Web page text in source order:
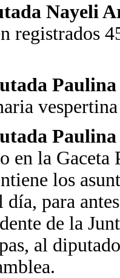
Nayeli
registrados
en la
los
para
de la
al